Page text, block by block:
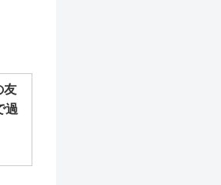
友
過